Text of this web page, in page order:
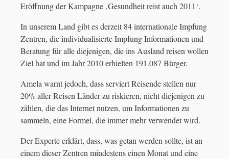
Eröffnung der Kampagne ‚Gesundheit reist auch 2011‘.
In unserem Land gibt es derzeit 84 internationale Impfung
Zentren, die individualisierte Impfung Informationen und
Beratung für alle diejenigen, die ins Ausland reisen wollen
Ziel hat und im Jahr 2010 erhielten 191.087 Bürger.
Amela warnt jedoch, dass serviert Reisende stellen nur
20% aller Reisen Länder zu riskieren, nicht diejenigen zu
zählen, die das Internet nutzen, um Informationen zu
sammeln, eine Formel, die immer mehr verwendet wird.
Der Experte erklärt, dass, was getan werden sollte, ist an
einem dieser Zentren mindestens einen Monat und eine